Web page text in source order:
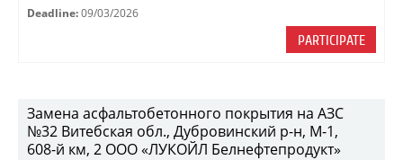
Deadline: 09/03/2026
PARTICIPATE
Замена асфальтобетонного покрытия на АЗС
№32 Витебская обл., Дубровинский р-н, М-1,
608-й км, 2 ООО «ЛУКОЙЛ Белнефтепродукт»